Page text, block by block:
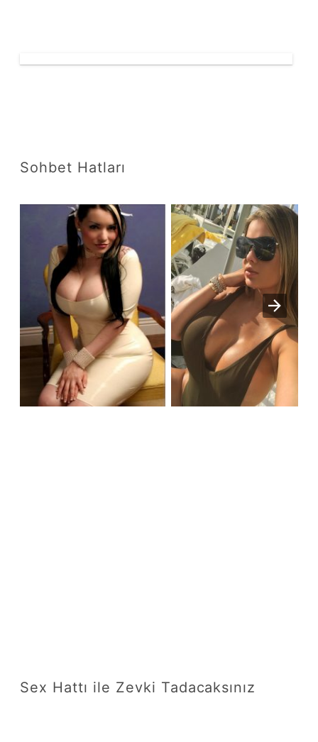
Sohbet Hatları
Sex Hattı ile Zevki Tadacaksınız